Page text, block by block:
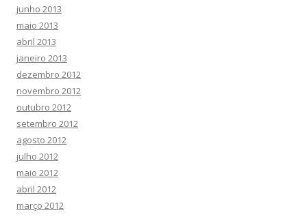
junho 2013
maio 2013
abril 2013
janeiro 2013
dezembro 2012
novembro 2012
outubro 2012
setembro 2012
agosto 2012
julho 2012
maio 2012
abril 2012
março 2012